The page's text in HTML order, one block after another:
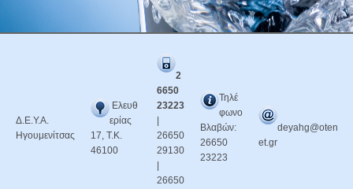
Δ.Ε.Υ.Α.
Ηγουμενίτσας
Ελευθ
ερίας
17, Τ.Κ.
46100
2
6650
23223
26650
29130
26650
Τηλέ
φωνο
Βλαβών:
26650
23223
deyahg@oten
et.gr